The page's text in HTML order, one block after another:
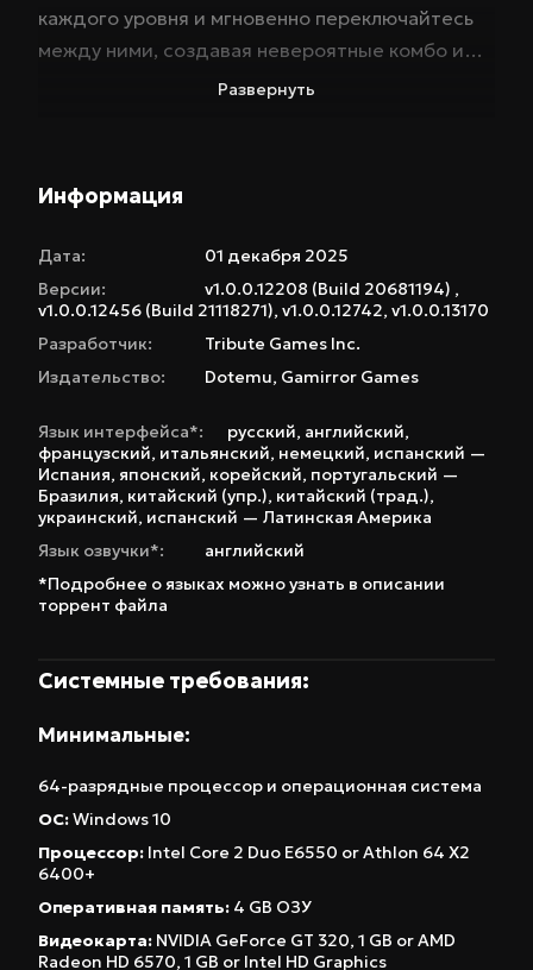
каждого уровня и мгновенно переключайтесь
между ними, создавая невероятные комбо и
разрушительные специальные атаки. Геймплей
персонажа, чтобы преодолеть смертоносных
темных уголков Негативной зоны. И не
забывайте о галактических союзниках! Енот
Ракета, Бета Рэй Билл, Веном, Космический
Серфер присоединятся к вашему отряду,
предлагая новые возможности для
стратегических решений. MARVEL Cosmic
Invasion – это не просто игра, это дань
уважения легендарной эпохе Marvel,
выполненная в стильном пиксельном дизайне.
друзьями и семьей. Погрузитесь в эпическую
космическую битву и докажите, что вы
Развернуть
Информация
Дата:
01 декабря 2025
Версии:
v1.0.0.12208 (Build 20681194) ,
v1.0.0.12456 (Build 21118271), v1.0.0.12742, v1.0.0.13170
Разработчик:
Tribute Games Inc.
Издательство:
Dotemu, Gamirror Games
Язык интерфейса*: русский, английский,
французский, итальянский, немецкий, испанский —
Испания, японский, корейский, португальский —
Бразилия, китайский (упр.), китайский (трад.),
украинский, испанский — Латинская Америка
Язык озвучки*:
английский
*Подробнее о языках можно узнать в описании
торрент файла
Системные требования:
Минимальные:
64-разрядные процессор и операционная система
ОС:Windows 10
Процессор: Intel Core 2 Duo E6550 or Athlon 64 X2
6400+
Оперативная память: 4 GB ОЗУ
Видеокарта: NVIDIA GeForce GT 320, 1 GB or AMD
Radeon HD 6570, 1 GB or Intel HD Graphics